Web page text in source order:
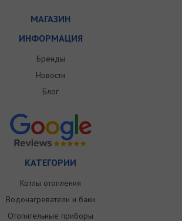
МАГАЗИН
ИНФОРМАЦИЯ
Бренды
Новости
Блог
КАТЕГОРИИ
Котлы отопления
Водонагреватели и баки
Отопительные приборы